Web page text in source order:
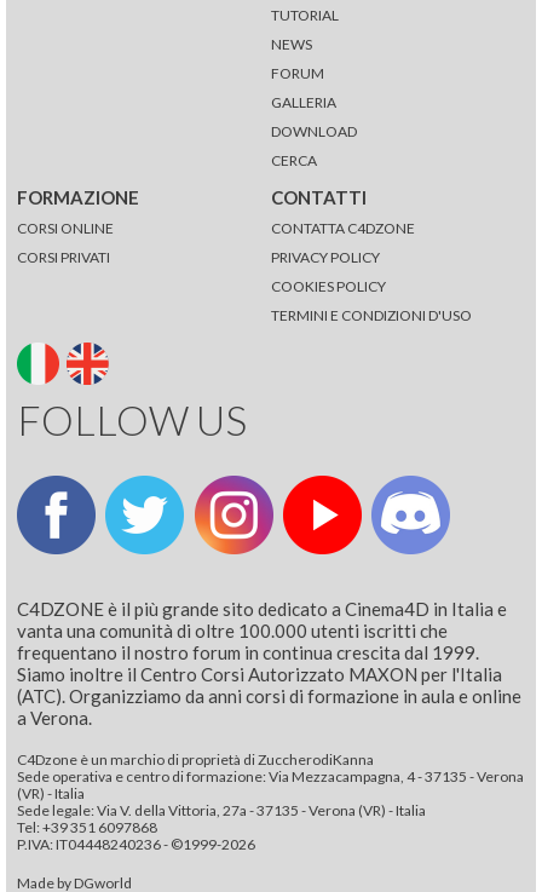
TUTORIAL
NEWS
FORUM
GALLERIA
DOWNLOAD
CERCA
FORMAZIONE
CORSI ONLINE
CORSI PRIVATI
CONTATTI
CONTATTA C4DZONE
PRIVACY POLICY
COOKIES POLICY
TERMINI E CONDIZIONI D'USO
FOLLOW US
C4DZONE è il più grande sito dedicato a Cinema4D in Italia e
vanta una comunità di oltre 100.000 utenti iscritti che
frequentano il nostro forum in continua crescita dal 1999.
Siamo inoltre il Centro Corsi Autorizzato MAXON per l'Italia
(ATC). Organizziamo da anni corsi di formazione in aula e online
a Verona.
C4Dzone è un marchio di proprietà di ZuccherodiKanna
Sede operativa e centro di formazione: Via Mezzacampagna, 4 - 37135 - Verona
(VR) - Italia
Sede legale: Via V. della Vittoria, 27a - 37135 - Verona (VR) - Italia
Tel: +39 351 6097868‬
P.IVA: IT04448240236 - ©1999-2026
Made by DGworld